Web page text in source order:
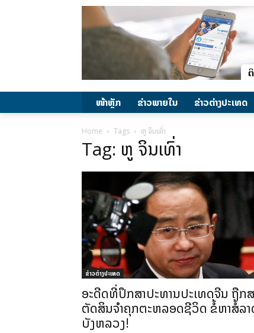
ໜ້າຫຼັກ ຂ່າວພາຍ​ໃນ ຂ່າວຕ່າງປະເທດ
Home Tags ຫູ ຈິນເທົ່າ
Tag: ຫູ ຈິນເທົ່າ
ຂ່າວຕ່າງປະເທດ
ອະດີດທີ່ປຶກສາປະທານປະເທດຈີນ ຖືກ
ຕັດສິນຈຳຄຸກຕະຫລອດຊີວິດ ຂໍ້ຫາສໍ້ລາ
ບັງຫລວງ!